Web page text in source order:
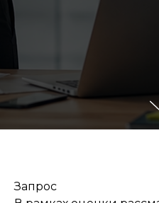
Запрос